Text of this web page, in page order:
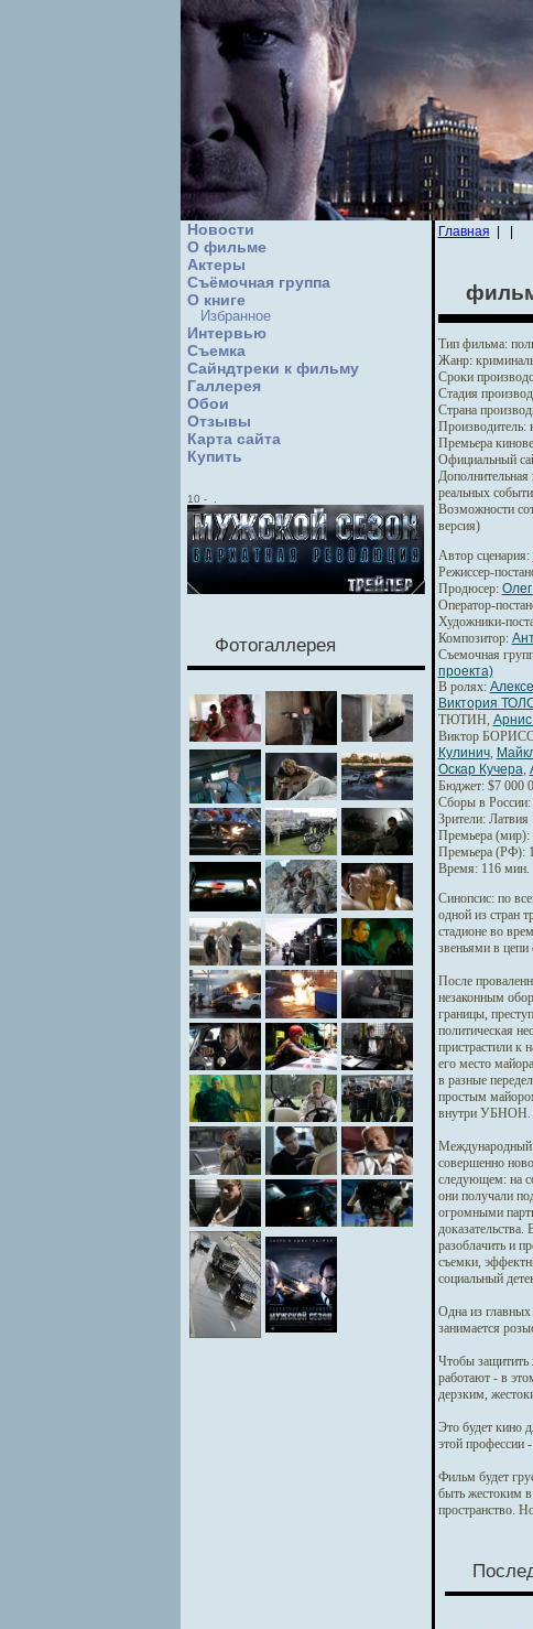
Новости
О фильме
Актеры
Съёмочная группа
О книге
Избранное
Интервью
Cъемка
Сайндтреки к фильму
Галлерея
Обои
Отзывы
Карта сайта
Купить
10 -
Фотогаллерея
Главная
Тип фильма:
Жанр:
Сроки
Стадия
Страна
Производитель:
Премьера
Официальный
реальных
Возможности
версия)
Автор сценария:
Режиссер-
Продюсер:
Оператор-
Художники-
Композитор:
Съемочная
проекта)
В ролях:
Виктория
ТЮТИН,
Виктор
Кулинич,
Оскар Кучера,
Бюджет: $7 000
Сборы в России:
Зрители:
Премьера (мир):
Премьера (РФ):
Время: 116 мин.
Синопсис:по
одной из стран
стадионе во
звеньями в
После
незаконным
границы,
политическая
пристрастили к
его место
в разные
простым
внутри УБНОН.
Международный
совершенно
следующем: на
они получали
огромными
разоблачить и
съемки,
социальный
Одна из
занимается
Чтобы защитить
работают - в
дерзким,
Это будет кино
этой профессии
Фильм будет
быть жестоким в
пространство.